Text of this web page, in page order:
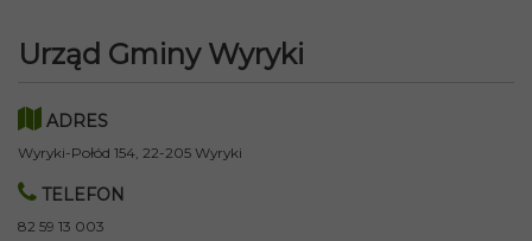
Urząd Gminy Wyryki
ADRES
Wyryki-Połód 154, 22-205 Wyryki
TELEFON
82 59 13 003